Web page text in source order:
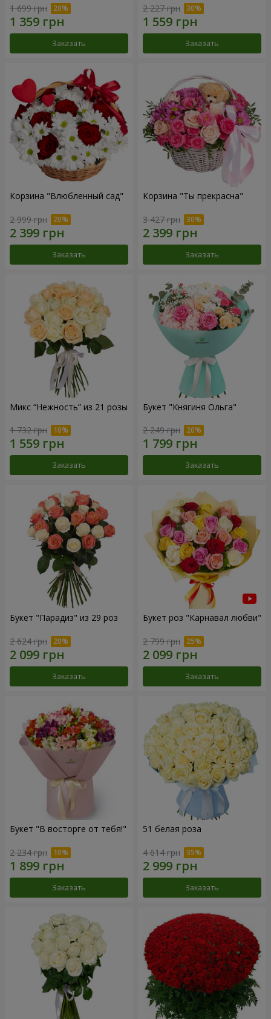
1 699 грн
Заказать
2 227 грн
Заказать
Корзина "Влюбленный сад"
2 999 грн
Заказать
Корзина "Ты прекрасна"
3 427 грн
Заказать
Микс “Нежность” из 21 розы
1 732 грн
Заказать
Букет "Княгиня Ольга"
2 249 грн
Заказать
Букет "Парадиз" из 29 роз
2 624 грн
Заказать
Букет роз "Карнавал любви"
2 799 грн
Заказать
Букет "В восторге от тебя!"
2 234 грн
Заказать
51 белая роза
4 614 грн
Заказать